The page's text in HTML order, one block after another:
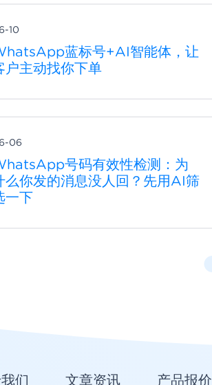
10
蓝标号+AI智能体，让
户主动找你下单
06
号码有效性检测：为
么你发的消息没人回？先用AI筛
一下
们 文章资讯 产品报价